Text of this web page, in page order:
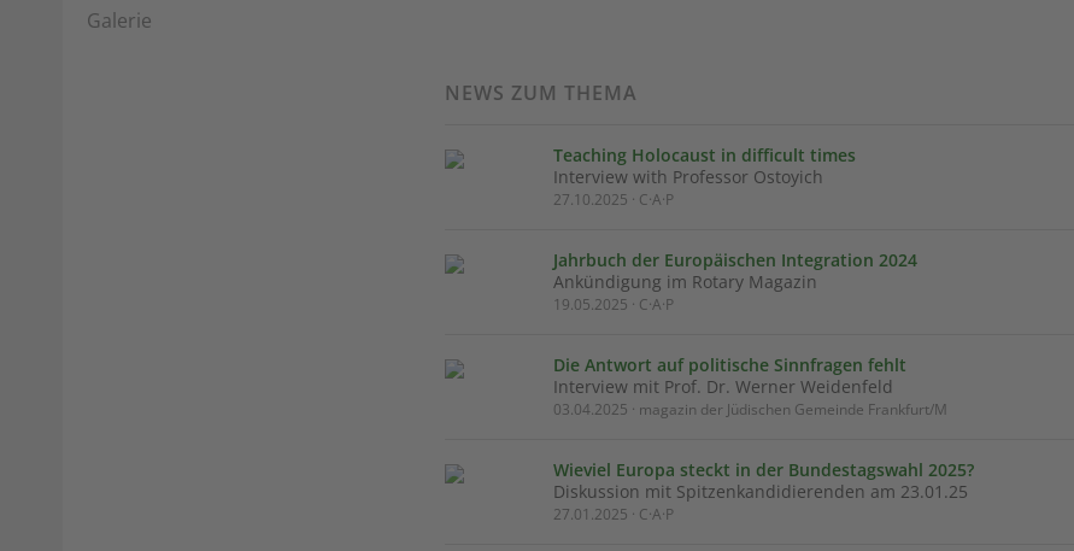
Galerie
NEWS ZUM THEMA
Teaching Holocaust in difficult times
Interview with Professor Ostoyich
27.10.2025 · C·A·P
Jahrbuch der Europäischen Integration 2024
Ankündigung im Rotary Magazin
19.05.2025 · C·A·P
Die Antwort auf politische Sinnfragen fehlt
Interview mit Prof. Dr. Werner Weidenfeld
03.04.2025 · magazin der Jüdischen Gemeinde Frankfurt/M
Wieviel Europa steckt in der Bundestagswahl 2025?
Diskussion mit Spitzenkandidierenden am 23.01.25
27.01.2025 · C·A·P